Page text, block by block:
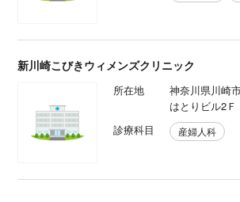
新川崎こびきウィメンズクリニック
所在地
神奈川県川崎
はとりビル2Ｆ
診療科目
産婦人科